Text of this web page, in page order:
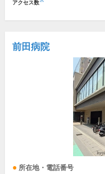
アクセス数
前田病院
所在地・電話番号